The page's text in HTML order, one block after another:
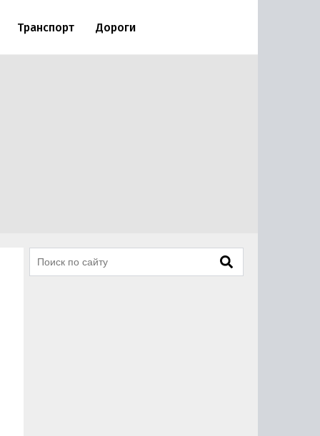
Транспорт Дороги